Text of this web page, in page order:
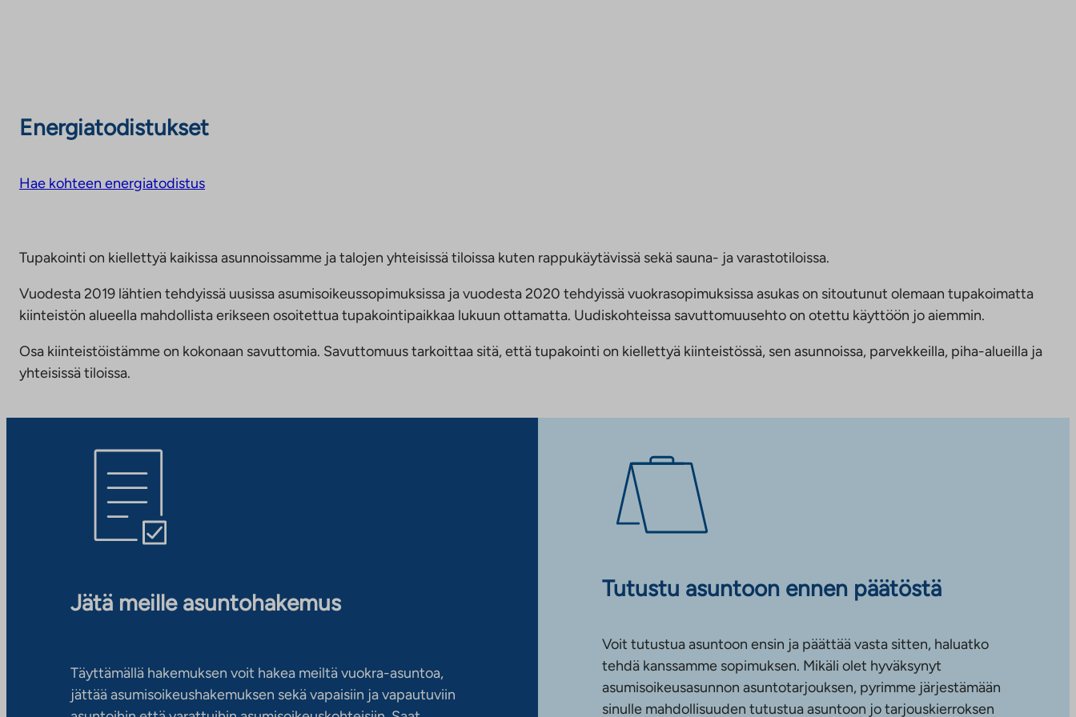
Energiatodistukset
Hae kohteen energiatodistus
Tupakointi on kiellettyä kaikissa asunnoissamme ja talojen yhteisissä tiloissa kuten rappukäytävissä sekä sauna- ja varastotiloissa.
Vuodesta 2019 lähtien tehdyissä uusissa asumisoikeussopimuksissa ja vuodesta 2020 tehdyissä vuokrasopimuksissa asukas on sitoutunut olemaan tupakoimatta
kiinteistön alueella mahdollista erikseen osoitettua tupakointipaikkaa lukuun ottamatta. Uudiskohteissa savuttomuusehto on otettu käyttöön jo aiemmin.
Osa kiinteistöistämme on kokonaan savuttomia. Savuttomuus tarkoittaa sitä, että tupakointi on kiellettyä kiinteistössä, sen asunnoissa, parvekkeilla, piha-alueilla ja
yhteisissä tiloissa.
Jätä meille asuntohakemus
Täyttämällä hakemuksen voit hakea meiltä vuokra-asuntoa,
jättää asumisoikeushakemuksen sekä vapaisiin ja vapautuviin
Tutustu asuntoon ennen päätöstä
Voit tutustua asuntoon ensin ja päättää vasta sitten, haluatko
tehdä kanssamme sopimuksen. Mikäli olet hyväksynyt
asumisoikeusasunnon asuntotarjouksen, pyrimme järjestämään
sinulle mahdollisuuden tutustua asuntoon jo tarjouskierroksen